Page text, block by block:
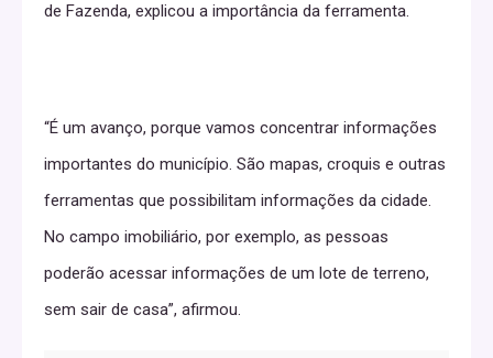
de Fazenda, explicou a importância da ferramenta.
“É um avanço, porque vamos concentrar informações
importantes do município. São mapas, croquis e outras
ferramentas que possibilitam informações da cidade.
No campo imobiliário, por exemplo, as pessoas
poderão acessar informações de um lote de terreno,
sem sair de casa”, afirmou.